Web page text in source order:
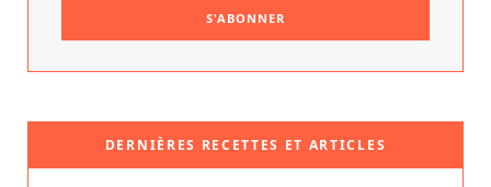
DERNIÈRES RECETTES ET ARTICLES